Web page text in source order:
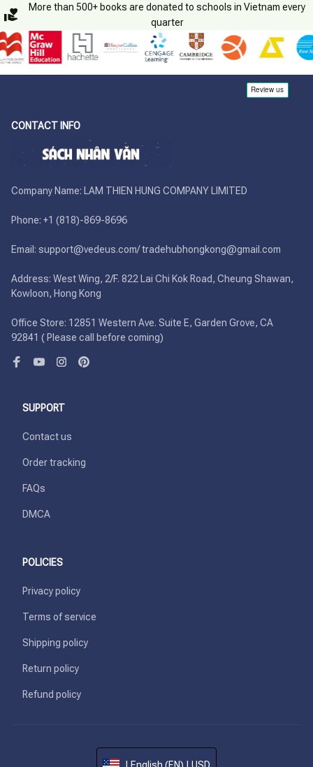
More than 500+ books are donated to schools in Vietnam every
quarter
CONTACT INFO
Company Name: LAM THIEN HUNG COMPANY LIMITED
Phone: +1 (818)-869-8696
Email: support@vedeus.com/ tradehubhongkong@gmail.com
Address: West Wing, 2/F. 822 Lai Chi Kok Road, Cheung Shawan,
Kowloon, Hong Kong
Office Store: 12851 Western Ave. Suite E, Garden Grove, CA
92841 ( Please call before coming)
SUPPORT
Contact us
Order tracking
FAQs
DMCA
POLICIES
Privacy policy
Terms of service
Shipping policy
Return policy
Refund policy
| English (EN) | USD